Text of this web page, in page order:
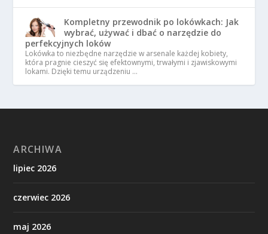
Kompletny przewodnik po lokówkach: Jak
wybrać, używać i dbać o narzędzie do
perfekcyjnych loków
Lokówka to niezbędne narzędzie w arsenale każdej kobiety,
która pragnie cieszyć się efektownymi, trwałymi i zjawiskowymi
lokami. Dzięki temu urządzeniu …
ARCHIWA
lipiec 2026
czerwiec 2026
maj 2026